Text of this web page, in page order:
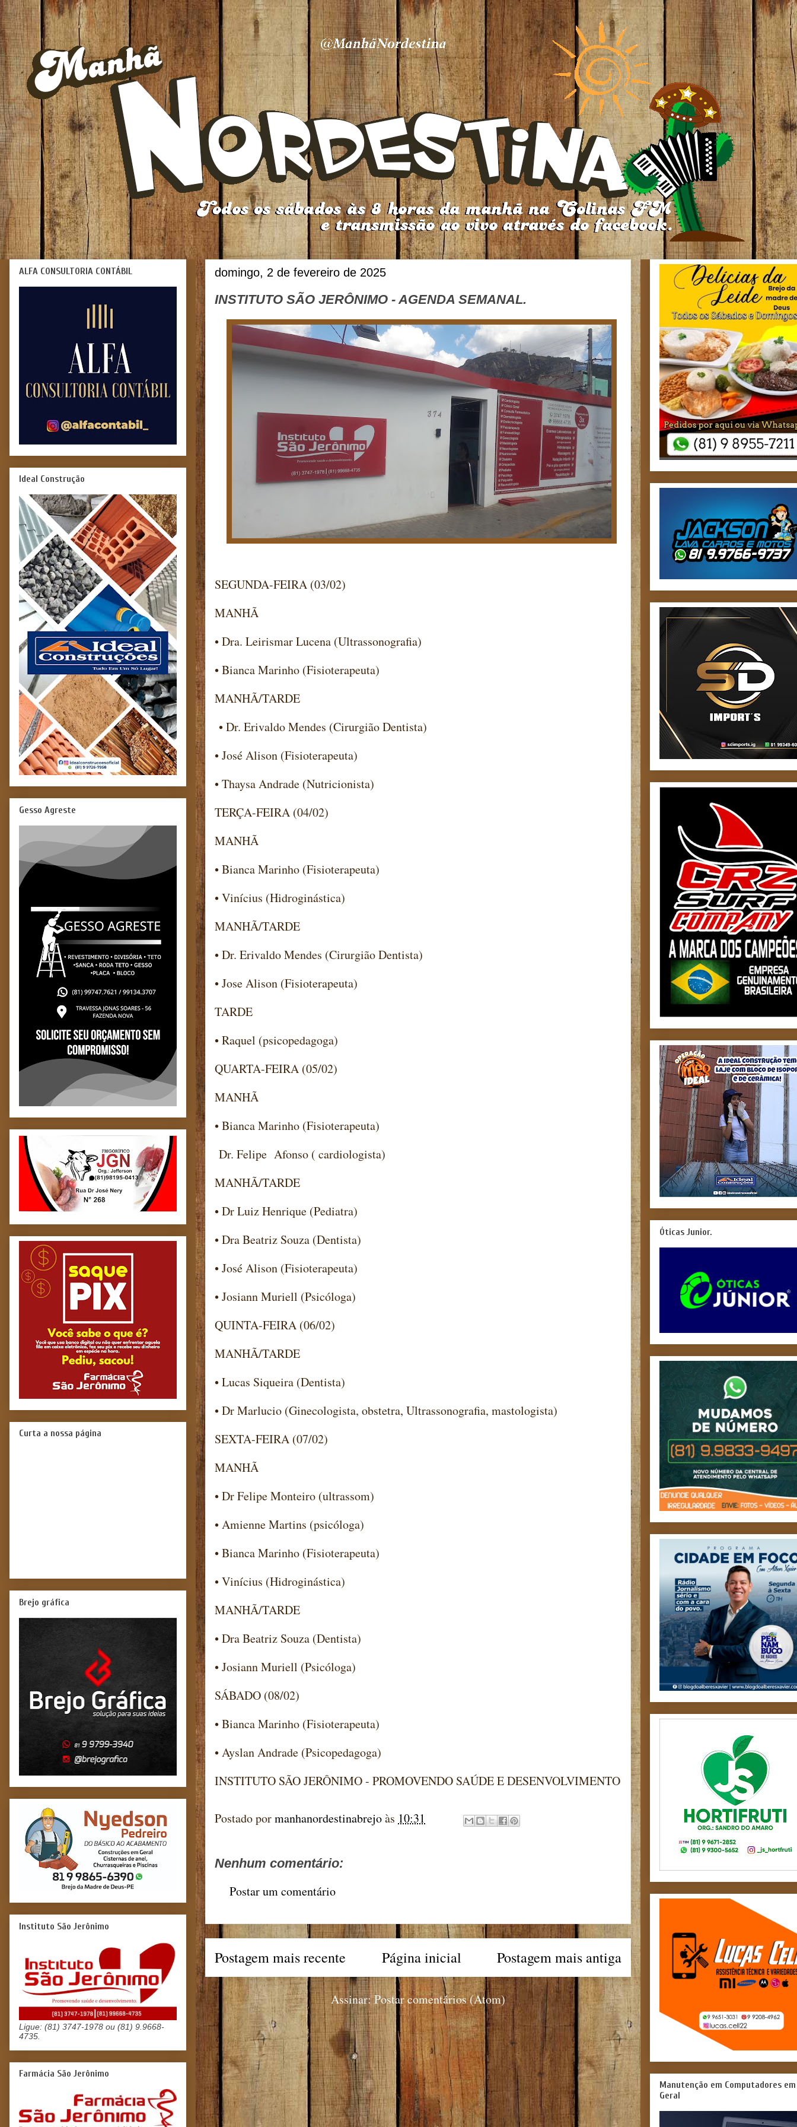
domingo, 2 de fevereiro de 2025
INSTITUTO SÃO JERÔNIMO - AGENDA SEMANAL.
SEGUNDA-FEIRA (03/02)
MANHÃ
• Dra. Leirismar Lucena (Ultrassonografia)
• Bianca Marinho (Fisioterapeuta)
MANHÃ/TARDE
• Dr. Erivaldo Mendes (Cirurgião Dentista)
• José Alison (Fisioterapeuta)
• Thaysa Andrade (Nutricionista)
TERÇA-FEIRA (04/02)
MANHÃ
• Bianca Marinho (Fisioterapeuta)
• Vinícius (Hidroginástica)
MANHÃ/TARDE
• Dr. Erivaldo Mendes (Cirurgião Dentista)
• Jose Alison (Fisioterapeuta)
TARDE
• Raquel (psicopedagoga)
QUARTA-FEIRA (05/02)
MANHÃ
• Bianca Marinho (Fisioterapeuta)
Dr. Felipe Afonso ( cardiologista)
MANHÃ/TARDE
• Dr Luiz Henrique (Pediatra)
• Dra Beatriz Souza (Dentista)
• José Alison (Fisioterapeuta)
• Josiann Muriell (Psicóloga)
QUINTA-FEIRA (06/02)
MANHÃ/TARDE
• Lucas Siqueira (Dentista)
• Dr Marlucio (Ginecologista, obstetra, Ultrassonografia, mastologista)
SEXTA-FEIRA (07/02)
MANHÃ
• Dr Felipe Monteiro (ultrassom)
• Amienne Martins (psicóloga)
• Bianca Marinho (Fisioterapeuta)
• Vinícius (Hidroginástica)
MANHÃ/TARDE
• Dra Beatriz Souza (Dentista)
• Josiann Muriell (Psicóloga)
SÁBADO (08/02)
• Bianca Marinho (Fisioterapeuta)
• Ayslan Andrade (Psicopedagoga)
INSTITUTO SÃO JERÔNIMO - PROMOVENDO SAÚDE E DESENVOLVIMENTO
Postado pormanhanordestinabrejoàs 10:31
Nenhum comentário:
Postar um comentário
Postagem mais recente Postagem mais antiga
Página inicial
Assinar:Postar comentários (Atom)
ALFA CONSULTORIA CONTÁBIL
Ideal Construção
Gesso Agreste
Curta a nossa página
Brejo gráfica
Instituto São Jerônimo
Ligue: (81) 3747-1978 ou (81) 9.9668-
4735.
Farmácia São Jerônimo
Óticas Junior.
Manutenção em Computadores em
Geral